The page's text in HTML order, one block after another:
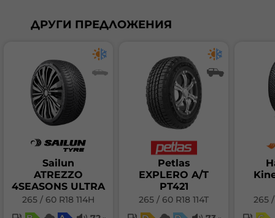
ДРУГИ ПРЕДЛОЖЕНИЯ
Sailun
ATREZZO
4SEASONS ULTRA
265 / 60 R18 114H
Petlas
EXPLERO A/T
PT421
265 / 60 R18 114T
265 /